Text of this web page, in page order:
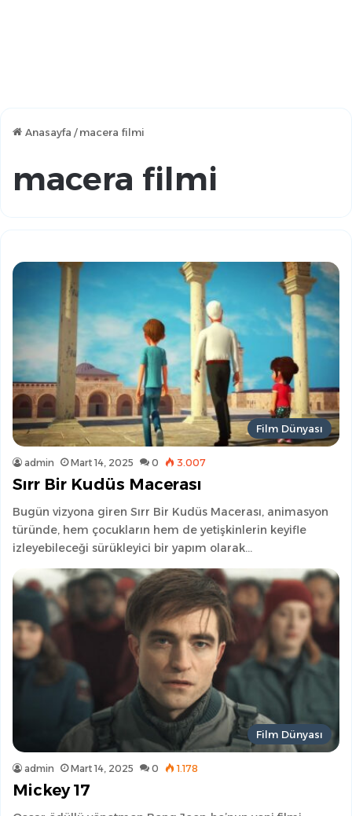
Anasayfa / macera filmi
macera filmi
Film Dünyası
admin Mart 14, 2025 0 3.007
Sırr Bir Kudüs Macerası
Bugün vizyona giren Sırr Bir Kudüs Macerası, animasyon
türünde, hem çocukların hem de yetişkinlerin keyifle
izleyebileceği sürükleyici bir yapım olarak…
Film Dünyası
admin Mart 14, 2025 0 1.178
Mickey 17